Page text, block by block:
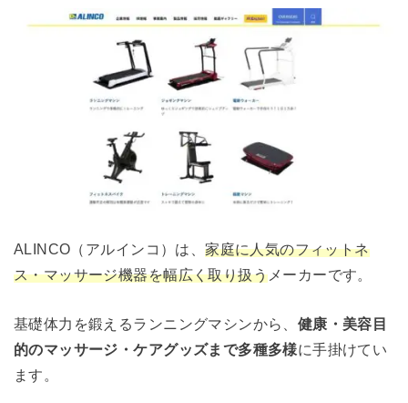
ALINCO（アルインコ）は、家庭に人気のフィットネ
ス・マッサージ機器を幅広く取り扱う メーカーです。
基礎体力を鍛えるランニングマシンから、 健康・美容目
的のマッサージ・ケアグッズまで多種多様に手掛けてい
ます。